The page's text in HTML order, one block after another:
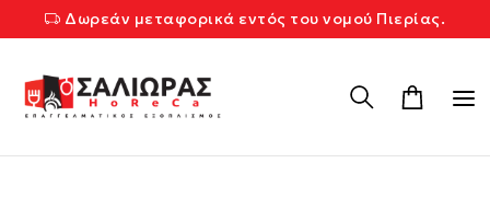
Δωρεάν μεταφορικά εντός του νομού Πιερίας.